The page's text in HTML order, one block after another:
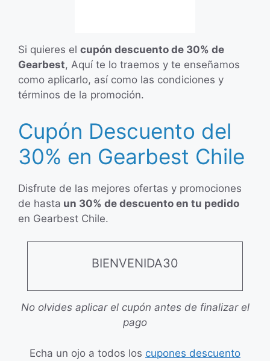
Si quieres el cupón descuento de 30% de
Gearbest, Aquí te lo traemos y te enseñamos
como aplicarlo, así como las condiciones y
términos de la promoción.
Cupón Descuento del
30% en Gearbest Chile
Disfrute de las mejores ofertas y promociones
de hasta un 30% de descuento en tu pedido
en Gearbest Chile.
BIENVENIDA30
No olvides aplicar el cupón antes de finalizar el
pago
Echa un ojo a todos los cupones descuento